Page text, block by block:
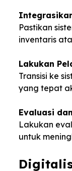
Pastikan
inventaris
Lakukan
Transisi ke
yang tepat
Evaluasi
Lakukan
untuk